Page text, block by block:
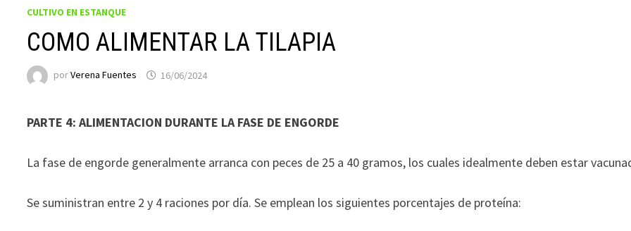
CULTIVO EN ESTANQUE
COMO ALIMENTAR LA TILAPIA
porVerena Fuentes 16/06/2024
PARTE 4: ALIMENTACION DURANTE LA FASE DE ENGORDE
La fase de engorde generalmente arranca con peces de 25 a 40 gramos, los cuales idealmente deben estar
Se suministran entre 2 y 4 raciones por día. Se emplean los siguientes porcentajes de proteína: